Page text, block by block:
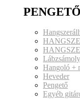
Lábzsámoly
Hangoló +
Heveder
Pengető
Egyéb